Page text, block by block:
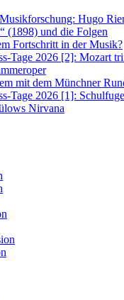
Hugo
(1898) und die Folgen
Fortschritt in der Musik?
Tage 2026 [2]: Mozart
mit dem Münchner
Tage 2026 [1]:
Nirvana